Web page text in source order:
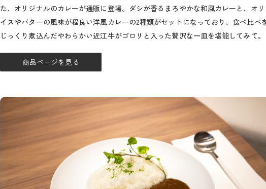
た、オリジナルのカレーが通販に登場。ダシが香るまろやかな和風カレーと、オ
イスやバターの風味が程良い洋風カレーの2種類がセットになっており、食べ比べ
じっくり煮込んだやわらかい近江牛がゴロリと入った贅沢な一皿を堪能してみて。
商品ページを見る